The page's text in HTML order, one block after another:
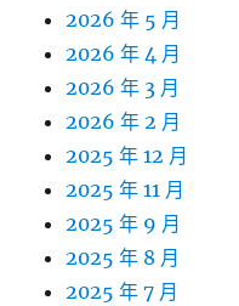
2026 年 5 月
2026 年 4 月
2026 年 3 月
2026 年 2 月
2025 年 12 月
2025 年 11 月
2025 年 9 月
2025 年 8 月
2025 年 7 月